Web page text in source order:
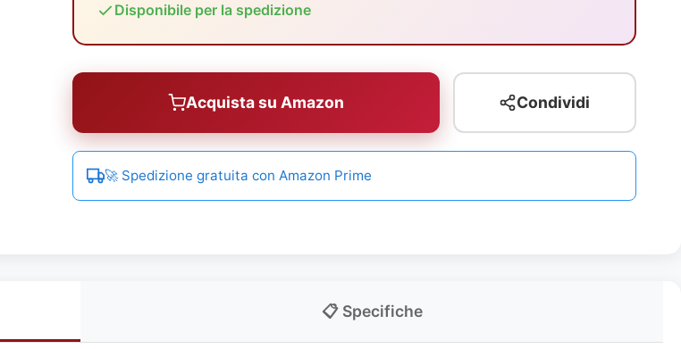
Disponibile per la spedizione
Acquista su Amazon Condividi
🚀 Spedizione gratuita con Amazon Prime
📋 Specifiche